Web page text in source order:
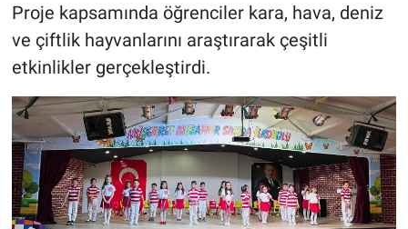
Proje kapsamında öğrenciler kara, hava, deniz
ve çiftlik hayvanlarını araştırarak çeşitli
etkinlikler gerçekleştirdi.